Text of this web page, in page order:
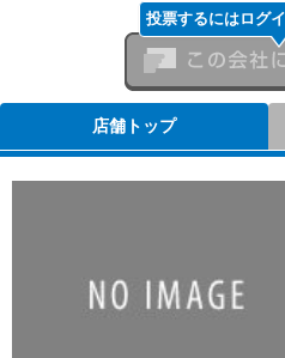
この会社に
投票するにはログ
店舗トップ